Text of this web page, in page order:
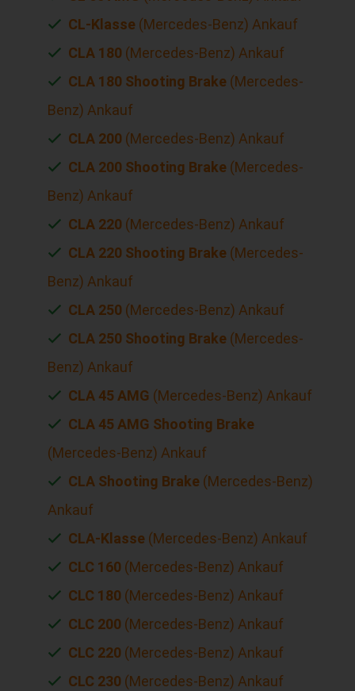
CL-Klasse (Mercedes-Benz) Ankauf
CLA 180 (Mercedes-Benz) Ankauf
CLA 180 Shooting Brake (Mercedes-
Benz) Ankauf
CLA 200 (Mercedes-Benz) Ankauf
CLA 200 Shooting Brake (Mercedes-
Benz) Ankauf
CLA 220 (Mercedes-Benz) Ankauf
CLA 220 Shooting Brake (Mercedes-
Benz) Ankauf
CLA 250 (Mercedes-Benz) Ankauf
CLA 250 Shooting Brake (Mercedes-
Benz) Ankauf
CLA 45 AMG (Mercedes-Benz) Ankauf
CLA 45 AMG Shooting Brake
(Mercedes-Benz) Ankauf
CLA Shooting Brake (Mercedes-Benz)
Ankauf
CLA-Klasse (Mercedes-Benz) Ankauf
CLC 160 (Mercedes-Benz) Ankauf
CLC 180 (Mercedes-Benz) Ankauf
CLC 200 (Mercedes-Benz) Ankauf
CLC 220 (Mercedes-Benz) Ankauf
CLC 230 (Mercedes-Benz) Ankauf